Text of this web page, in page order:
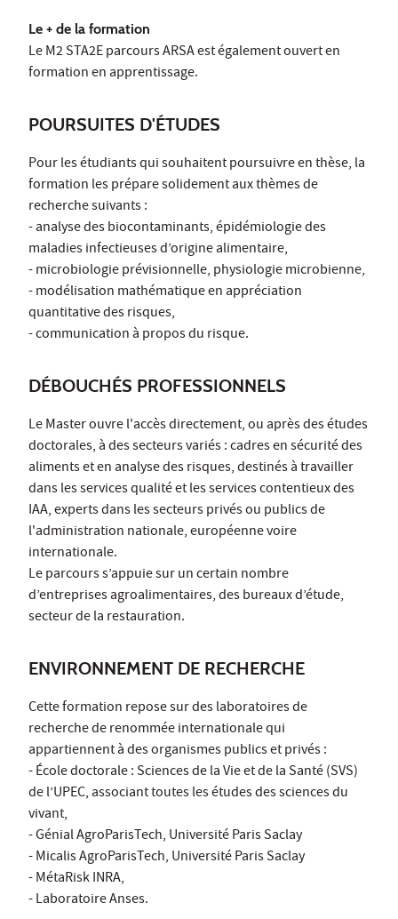
Le + de la formation
Le M2 STA2E parcours ARSA est également ouvert en
formation en apprentissage.
POURSUITES D'ÉTUDES
Pour les étudiants qui souhaitent poursuivre en thèse, la
formation les prépare solidement aux thèmes de
recherche suivants :
- analyse des biocontaminants, épidémiologie des
maladies infectieuses d’origine alimentaire,
- microbiologie prévisionnelle, physiologie microbienne,
- modélisation mathématique en appréciation
quantitative des risques,
- communication à propos du risque.
DÉBOUCHÉS PROFESSIONNELS
Le Master ouvre l'accès directement, ou après des études
doctorales, à des secteurs variés : cadres en sécurité des
aliments et en analyse des risques, destinés à travailler
dans les services qualité et les services contentieux des
IAA, experts dans les secteurs privés ou publics de
l'administration nationale, européenne voire
internationale.
Le parcours s’appuie sur un certain nombre
d’entreprises agroalimentaires, des bureaux d’étude,
secteur de la restauration.
ENVIRONNEMENT DE RECHERCHE
Cette formation repose sur des laboratoires de
recherche de renommée internationale qui
appartiennent à des organismes publics et privés :
- École doctorale : Sciences de la Vie et de la Santé (SVS)
de l’UPEC, associant toutes les études des sciences du
vivant,
- Génial AgroParisTech, Université Paris Saclay
- Micalis AgroParisTech, Université Paris Saclay
- MétaRisk INRA,
- Laboratoire Anses.